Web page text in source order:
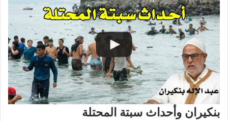
بنكيران وأحداث سبتة المحتلة